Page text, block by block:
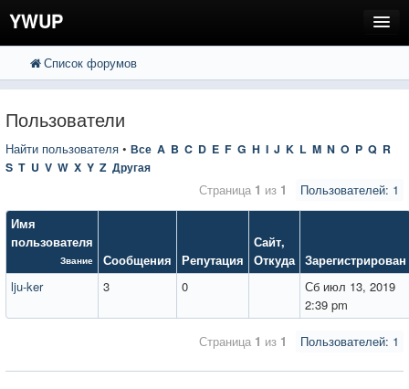
YWUP
FAQ
Вход
Список форумов
Пользователи
Найти пользователя • Все A B C D E F G H I J K L M N O P Q R
S T U V W X Y Z Другая
Пользователей: 1
Страница 1 из 1
Имя
пользователя
Звание Сообщения Репутация
Сайт,
Откуда Зарегистрирован
lju-ker
3 0
Сб июл 13, 2019
2:39 pm
Пользователей: 1
Страница 1 из 1